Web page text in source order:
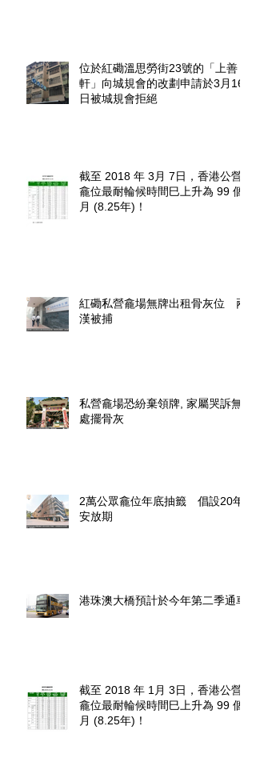
位於紅磡溫思勞街23號的「上善
軒」向城規會的改劃申請於3月16
日被城規會拒絕
截至 2018 年 3月 7日，香港公營
龕位最耐輪候時間巳上升為 99 個
月 (8.25年)！
紅磡私營龕場無牌出租骨灰位 兩
漢被捕
私營龕場恐紛棄領牌, 家屬哭訴無
處擺骨灰
2萬公眾龕位年底抽籤 倡設20年
安放期
港珠澳大橋預計於今年第二季通車
截至 2018 年 1月 3日，香港公營
龕位最耐輪候時間巳上升為 99 個
月 (8.25年)！